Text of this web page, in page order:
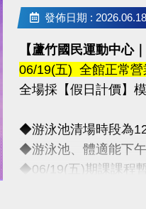
-官網 : https://
-FB : 桃園市蘆竹國民
-IG : @luzhusports
發佈日期 : 2026.06.18
【蘆竹國民運動中心
06/19(五) 全館正常營
全場採【假日計價】
◆游泳池清場時段為
◆游泳池、體適能下
◆06/19(五)期課課程